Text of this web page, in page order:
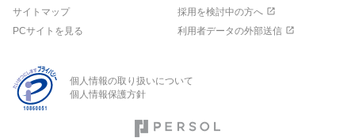
サイトマップ
採用を検討中の方へ
PCサイトを見る
利用者データの外部送信
個人情報の取り扱いについて
個人情報保護方針